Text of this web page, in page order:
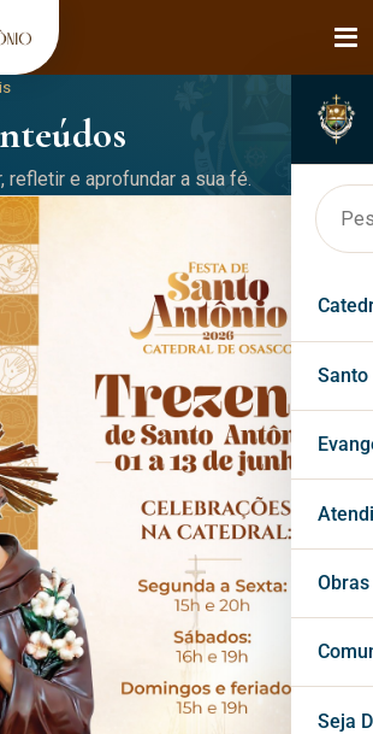
Seja
refletir e aprofundar a sua fé.